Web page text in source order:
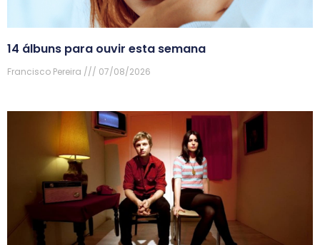
14 álbuns para ouvir esta semana
Francisco Pereira 07/08/2026